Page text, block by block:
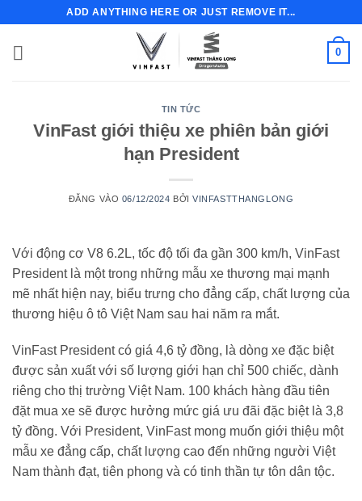
nội
ADD ANYTHING HERE OR JUST REMOVE IT...
0
TIN TỨC
VinFast giới thiệu xe phiên bản giới
hạn President
ĐĂNG VÀO 06/12/2024 BỞIVINFASTTHANGLONG
Với động cơ V8 6.2L, tốc độ tối đa gần 300 km/h, VinFast
President là một trong những mẫu xe thương mại mạnh
mẽ nhất hiện nay, biểu trưng cho đẳng cấp, chất lượng của
thương hiệu ô tô Việt Nam sau hai năm ra mắt.
VinFast President có giá 4,6 tỷ đồng, là dòng xe đặc biệt
được sản xuất với số lượng giới hạn chỉ 500 chiếc, dành
riêng cho thị trường Việt Nam. 100 khách hàng đầu tiên
đặt mua xe sẽ được hưởng mức giá ưu đãi đặc biệt là 3,8
tỷ đồng. Với President, VinFast mong muốn giới thiệu một
mẫu xe đẳng cấp, chất lượng cao đến những người Việt
Nam thành đạt, tiên phong và có tinh thần tự tôn dân tộc.